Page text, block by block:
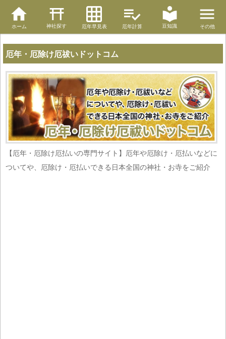
ホーム 神社探す 厄年早見表 厄年計算 豆知識 その他
厄年・厄除け厄祓いドットコム
【厄年・厄除け厄払いの専門サイト】厄年や厄除け・厄払いなどに
ついてや、厄除け・厄払いできる日本全国の神社・お寺をご紹介